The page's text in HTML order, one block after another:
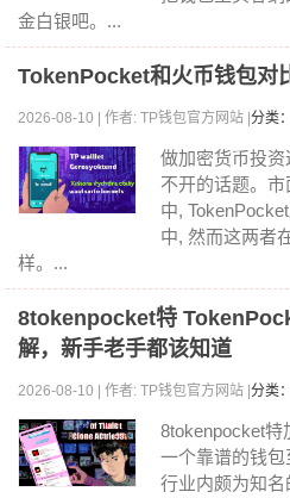
金白银吧。...
TokenPocket和火币钱包对
2026-08-10 | 作者: TP钱包官方网站 | 分类
做加密货币投
不开的话题。
中,
中, 然而这两者
样。...
8tokenpocket特
解，新手老手都该知道
2026-08-10 | 作者: TP钱包官方网站 | 分类
8tokenpocket特
一个靠谱的钱包
行业内颇为知